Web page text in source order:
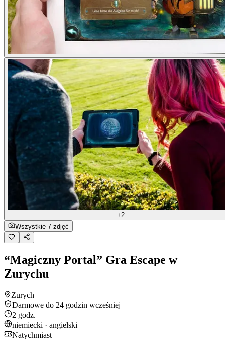
+2
Wszystkie 7 zdjęć
“Magiczny Portal” Gra Escape w
Zurychu
Zurych
Darmowe do 24 godzin wcześniej
2 godz.
niemiecki · angielski
Natychmiast